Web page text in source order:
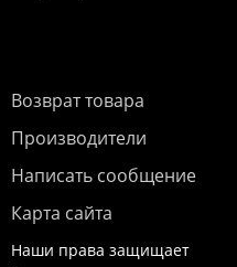
Возврат товара
Производители
Написать сообщение
Карта сайта
Наши права защищает